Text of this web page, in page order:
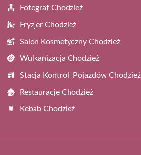
Fotograf Chodzież
Fryzjer Chodzież
Salon Kosmetyczny Chodzież
Wulkanizacja Chodzież
Stacja Kontroli Pojazdów Chodzież
Restauracje Chodzież
Kebab Chodzież